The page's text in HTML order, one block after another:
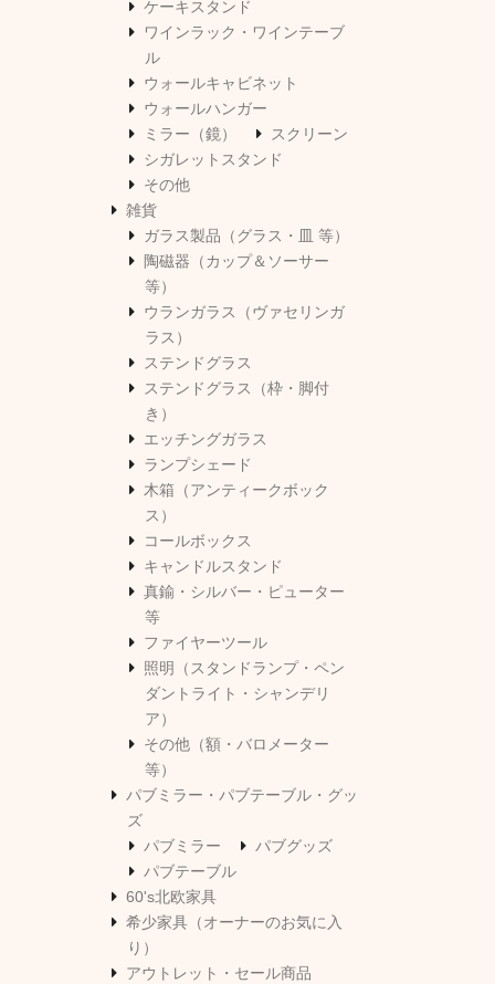
ケーキスタンド
ワインラック・ワインテーブ
ル
ウォールキャビネット
ウォールハンガー
ミラー（鏡）
スクリーン
シガレットスタンド
その他
雑貨
ガラス製品（グラス・皿 等）
陶磁器（カップ＆ソーサー
等）
ウランガラス（ヴァセリンガ
ラス）
ステンドグラス
ステンドグラス（枠・脚付
き）
エッチングガラス
ランプシェード
木箱（アンティークボック
ス）
コールボックス
キャンドルスタンド
真鍮・シルバー・ピューター
等
ファイヤーツール
照明（スタンドランプ・ペン
ダントライト・シャンデリ
ア）
その他（額・バロメーター
等）
パブミラー・パブテーブル・グッ
ズ
パブミラー
パブグッズ
パブテーブル
60's北欧家具
希少家具（オーナーのお気に入
り）
アウトレット・セール商品